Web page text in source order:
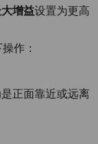
增益设置为更高
作：
正面靠近或远离